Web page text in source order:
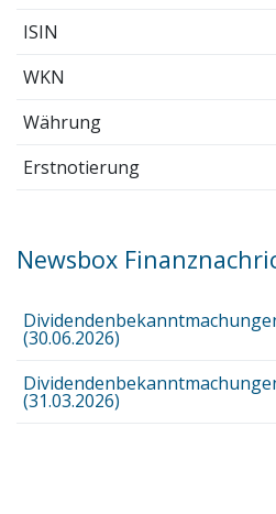
ISIN
WKN
Währung
Erstnotierung
Newsbox
(30.06.2026)
(31.03.2026)